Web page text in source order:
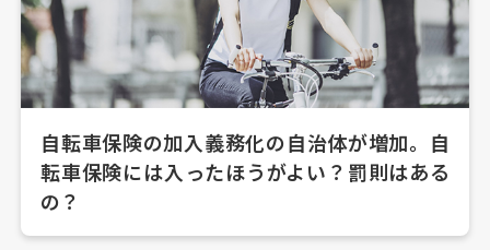
自転車保険の加入義務化の自治体が増加。自
転車保険には入ったほうがよい？罰則はある
の？